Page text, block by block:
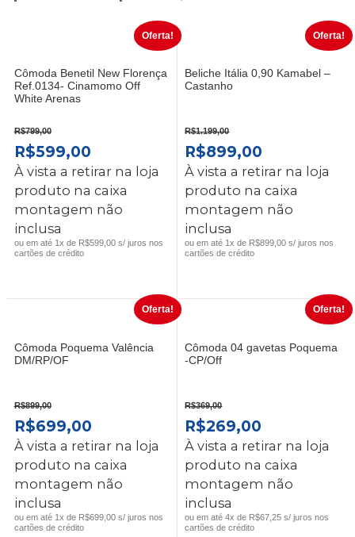
Oferta!
Cômoda Benetil New Florença
Ref.0134- Cinamomo Off
White Arenas
R$799,00
O
PREÇO
ORIGINAL
ERA:
R$799,00.
R$599,00O
PREÇO
ATUAL
É:
À vista a retirar na loja
produto na caixa
montagem não
inclusa
ou em até 1x de R$599,00 s/ juros nos
cartões de crédito
Oferta!
Beliche Itália 0,90 Kamabel –
Castanho
R$1.199,00
O
PREÇO
ORIGINAL
ERA:
R$1.199,00.
R$899,00
PREÇO
ATUAL
É:
À vista a retirar na loja
produto na caixa
montagem não
inclusa
ou em até 1x de R$899,00 s/ juros nos
cartões de crédito
Oferta!
Cômoda Poquema Valência
DM/RP/OF
R$899,00
O
PREÇO
ORIGINAL
ERA:
R$899,00.
R$699,00O
PREÇO
ATUAL
É:
À vista a retirar na loja
produto na caixa
montagem não
inclusa
ou em até 1x de R$699,00 s/ juros nos
cartões de crédito
Oferta!
Cômoda 04 gavetas Poquema
-CP/Off
R$369,00
O
PREÇO
ORIGINAL
ERA:
R$369,00.
R$269,00
PREÇO
ATUAL
É:
À vista a retirar na loja
produto na caixa
montagem não
inclusa
ou em até 4x de R$67,25 s/ juros nos
cartões de crédito